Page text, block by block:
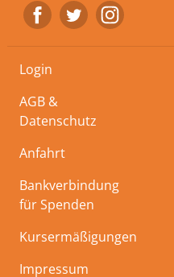
Login
AGB &
Datenschutz
Anfahrt
Bankverbindung
für Spenden
Kursermäßigungen
Impressum